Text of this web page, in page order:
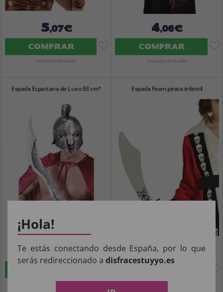
5,07€
COMPRAR
Imposto Incluído
4,06€
COMPRAR
Imposto Incluído
Espada Espartana de Luxo 83 cm*
7 ,11€
Espada Foam pirata infantil
3 ,04€
¡Hola!
Te estás conectando desde España, por lo que
serás redireccionado a disfracestuyyo.es